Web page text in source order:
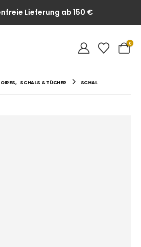
Lieferung ab 150 €
0
, SCHALS & TÜCHER SCHAL